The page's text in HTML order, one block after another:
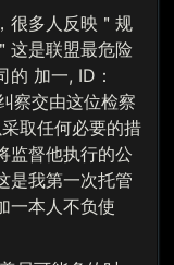
很多人反映＂规
这是联盟最危险
的 加一, ID：
察交由这位检察
取任何必要的措
监督他执行的公
是我第一次托管
一本人不负使